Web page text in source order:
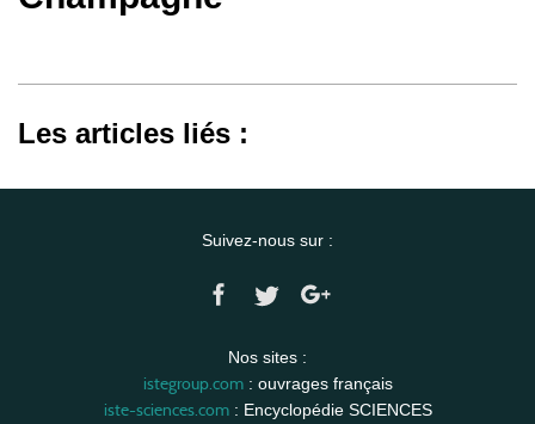
Les articles liés :
Suivez-nous sur :
Nos sites :
istegroup.com: ouvrages français
iste-sciences.com: Encyclopédie SCIENCES